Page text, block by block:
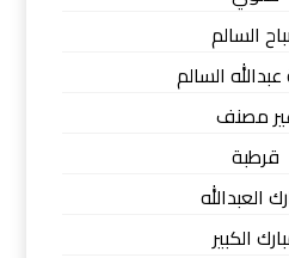
السالم
السالم
مصنف
قرطبة
العبدالله
الكبير